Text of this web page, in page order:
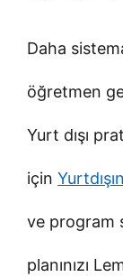
Daha
öğretmen
Yurt dışı
için
ve program
planınızı